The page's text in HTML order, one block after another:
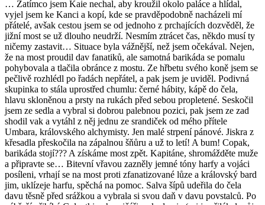
… Zatímco jsem Kaie nechal, aby kroužil okolo paláce a hlídal,
vyjel jsem ke Kanci a kopí, kde se pravděpodobně nacházeli mí
přátelé, avšak cestou jsem se od jednoho z prchajících dozvěděl, že
jižní most se už dlouho neudrží. Nesmím ztrácet čas, někdo musí ty
ničemy zastavit… Situace byla vážnější, než jsem očekával. Nejen,
že na most proudil dav fanatiků, ale samotná barikáda se pomalu
pohybovala a tlačila obránce z mostu. Ze hřbetu svého koně jsem se
pečlivě rozhlédl po řadách nepřátel, a pak jsem je uviděl. Podivná
skupinka to stála uprostřed chumlu: černé hábity, kápě do čela,
hlavu skloněnou a prsty na rukách před sebou propletené. Seskočil
jsem ze sedla a vybral si dobrou palebnou pozici, pak jsem ze zad
shodil vak a vytáhl z něj jednu ze srandiček od mého přítele
Umbara, královského alchymisty. Jen malé strpení pánové. Jiskra z
křesadla přeskočila na zápalnou šňůru a už to letí! A bum! Copak,
barikáda stojí??? A získáme most zpět. Kapitáne, shromážděte muže
a připravte se… Bitevní vřavou zazněly jemné tóny harfy a vojáci
posíleni, vrhají se na most proti zfanatizované lůze a královský bard
jim, uklízeje harfu, spěchá na pomoc. Salva šípů udeřila do čela
davu těsně před srážkou a vybrala si svou daň v davu povstalců. Po